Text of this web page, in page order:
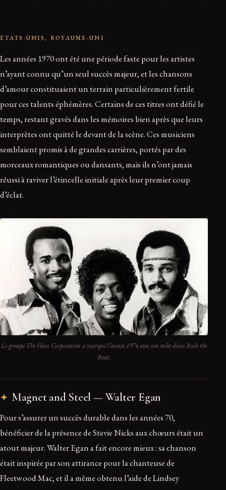
ÉTATS-UNIS, ROYAUME-UNI
Les années 1970 ont été une période faste pour les artistes
n’ayant connu qu’un seul succès majeur, et les chansons
d’amour constituaient un terrain particulièrement fertile
pour ces talents éphémères. Certains de ces titres ont défié le
temps, restant gravés dans les mémoires bien après que leurs
interprètes ont quitté le devant de la scène. Ces musiciens
semblaient promis à de grandes carrières, portés par des
morceaux romantiques ou dansants, mais ils n’ont jamais
réussi à raviver l’étincelle initiale après leur premier coup
d’éclat.
Le groupe The Hues Corporation a marqué l’année 1974 avec son tube disco Rock the
Boat.
Magnet and Steel — Walter Egan
Pour s’assurer un succès durable dans les années 70,
bénéficier de la présence de Stevie Nicks aux chœurs était un
atout majeur. Walter Egan a fait encore mieux : sa chanson
était inspirée par son attirance pour la chanteuse de
Fleetwood Mac, et il a même obtenu l’aide de Lindsey